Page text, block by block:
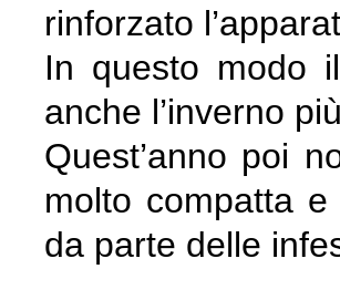
rinforzato
In questo modo
anche l’inverno
Quest’anno poi
molto compatta e
da parte delle